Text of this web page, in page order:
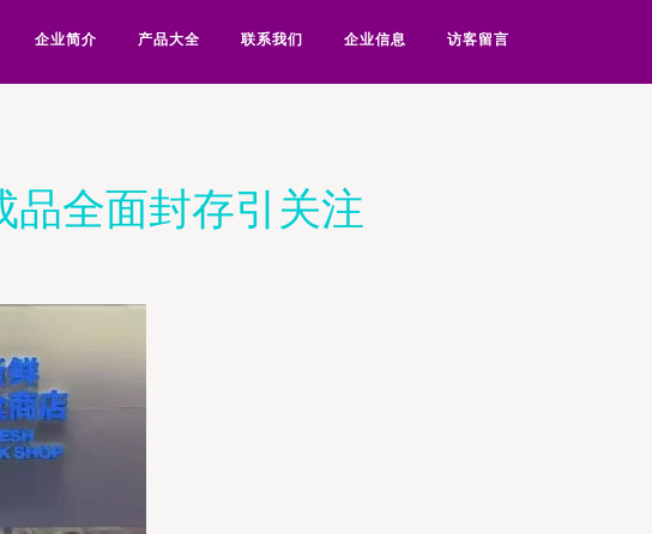
企业简介 产品大全 联系我们 企业信息 访客留言
品全面封存引关注